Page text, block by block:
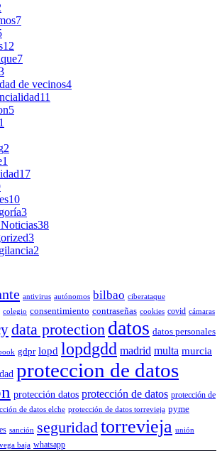
7
12
7
de vecinos4
11
5
1
2
1
17
10
3
38
3
2
antivirus autónomos bilbao ciberataque
colegio consentimiento contraseñas cookies covid cámaras
data protection datos datos personales
gdpr lopd lopdgdd madrid multa murcia
proteccion de datos
protección datos protección de datos protección de
de datos elche protección de datos torrevieja pyme
sanción seguridad torrevieja unión
vega baja whatsapp